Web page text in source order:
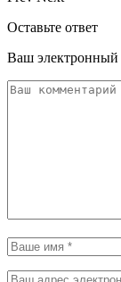
Оставьте ответ
Ваш электронный